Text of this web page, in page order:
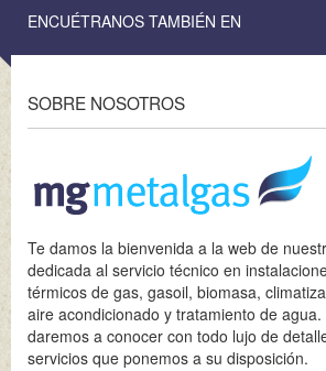
ENCUÉTRANOS TAMBIÉN EN
SOBRE NOSOTROS
Te damos la bienvenida a la web de
dedicada al servicio técnico en
térmicos de gas, gasoil, biomasa,
aire acondicionado y tratamiento de
daremos a conocer con todo lujo de
servicios que ponemos a su disposición.